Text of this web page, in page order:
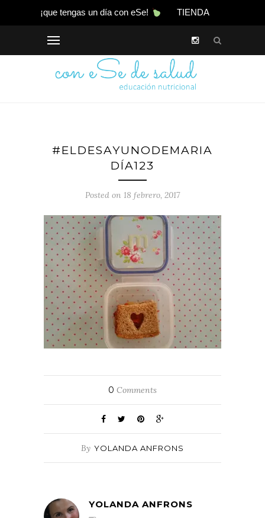
¡que tengas un día con eSe! TIENDA
#ELDESAYUNODEMARIA
DÍA123
Posted on 18 febrero, 2017
0 Comments
By YOLANDA ANFRONS
YOLANDA ANFRONS